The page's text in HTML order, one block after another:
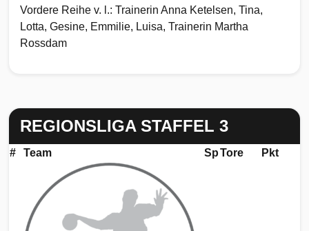
Vordere Reihe v. l.: Trainerin Anna Ketelsen, Tina,
Lotta, Gesine, Emmilie, Luisa, Trainerin Martha
Rossdam
REGIONSLIGA STAFFEL 3
# Team SpTore Pkt